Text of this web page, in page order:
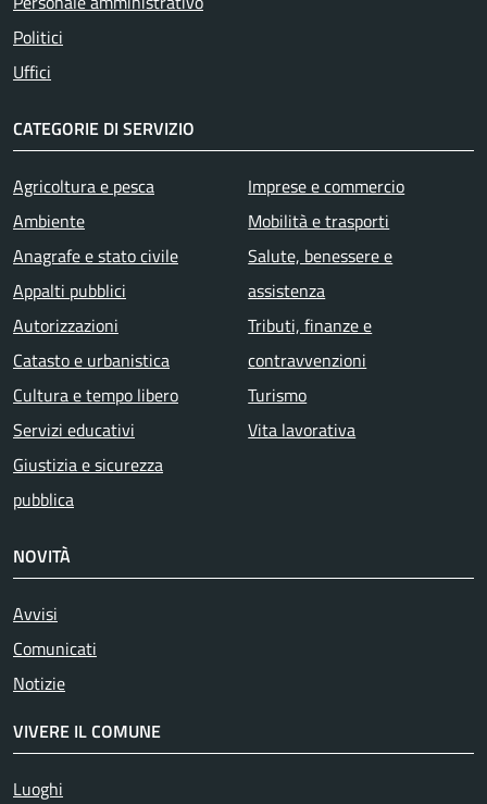
Politici
Uffici
CATEGORIE DI SERVIZIO
Agricoltura e pesca
Ambiente
Anagrafe e stato civile
Appalti pubblici
Autorizzazioni
Catasto e urbanistica
Cultura e tempo libero
Servizi educativi
Giustizia e sicurezza
pubblica
Imprese e commercio
Mobilità e trasporti
Salute, benessere e
assistenza
Tributi, finanze e
contravvenzioni
Turismo
Vita lavorativa
NOVITÀ
Avvisi
Comunicati
Notizie
VIVERE IL COMUNE
Luoghi